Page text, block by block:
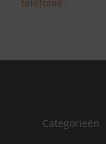
telefonie.
Categorieën